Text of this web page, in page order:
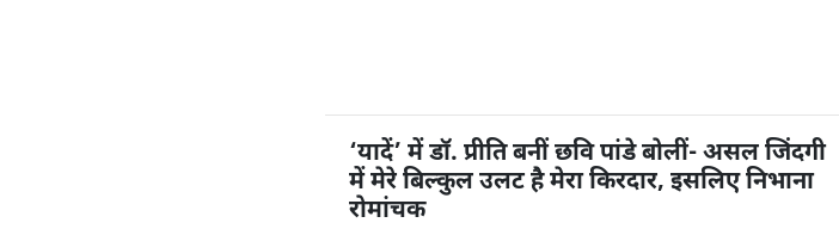
‘यादें’ में डॉ. प्रीति बनीं छवि पांडे बोलीं- असल जिंदगी
में मेरे बिल्कुल उलट है मेरा किरदार, इसलिए निभाना
रोमांचक